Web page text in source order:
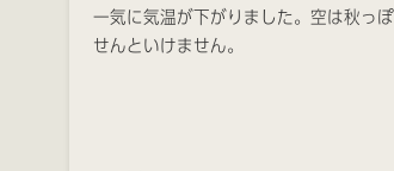
一気に気温が下がりました。空は秋っ
せんといけません。